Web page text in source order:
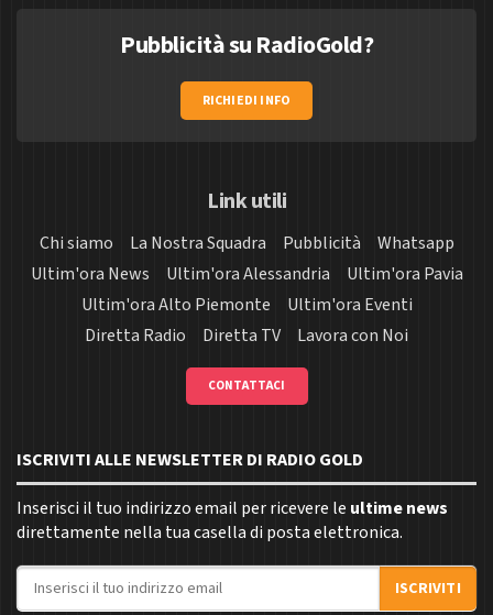
Pubblicità su RadioGold?
RICHIEDI INFO
Link utili
Chi siamo La Nostra Squadra Pubblicità
Whatsapp
Ultim'ora News
Ultim'ora Alessandria
Ultim'ora Pavia
Ultim'ora Alto Piemonte
Ultim'ora Eventi
Diretta Radio
Diretta TV Lavora con Noi
CONTATTACI
ISCRIVITI ALLE NEWSLETTER DI RADIO GOLD
Inserisci il tuo indirizzo email per ricevere le ultime news
direttamente nella tua casella di posta elettronica.
Indirizzo email
ISCRIVITI